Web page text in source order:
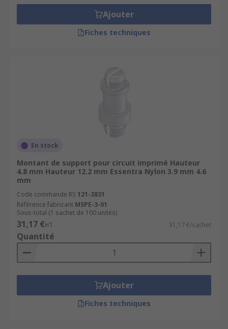
Ajouter
Fiches techniques
En stock
Montant de support pour circuit imprimé Hauteur
4.8 mm Hauteur 12.2 mm Essentra Nylon 3.9 mm 4.6
mm
Code commande RS 121-3831
Référence fabricant MSPE-3-01
Sous-total (1 sachet de 100 unités)
31,17 €HT 31,17 €/sachet
Quantité
Ajouter
Fiches techniques